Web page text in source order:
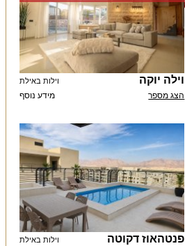
וילה יוקה וילות באילת
מידע נוסף הצג מספר
פנטהאוז דקוטה וילות באילת